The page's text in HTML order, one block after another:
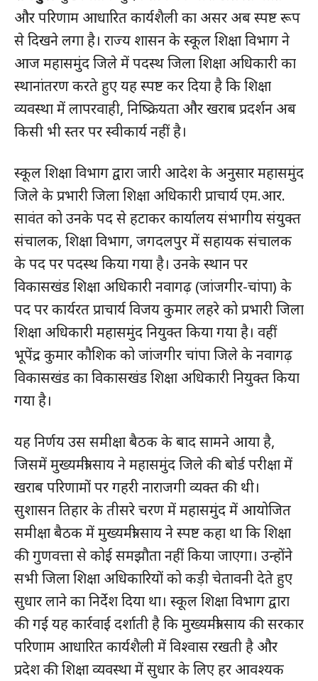
और परिणाम आधारित कार्यशैली का असर अब स्पष्ट रूप
से दिखने लगा है। राज्य शासन के स्कूल शिक्षा विभाग ने
आज महासमुंद जिले में पदस्थ जिला शिक्षा अधिकारी का
स्थानांतरण करते हुए यह स्पष्ट कर दिया है कि शिक्षा
व्यवस्था में लापरवाही, निष्क्रियता और खराब प्रदर्शन अब
किसी भी स्तर पर स्वीकार्य नहीं है।
स्कूल शिक्षा विभाग द्वारा जारी आदेश के अनुसार महासमुंद
जिले के प्रभारी जिला शिक्षा अधिकारी प्राचार्य एम.आर.
सावंत को उनके पद से हटाकर कार्यालय संभागीय संयुक्त
संचालक, शिक्षा विभाग, जगदलपुर में सहायक संचालक
के पद पर पदस्थ किया गया है। उनके स्थान पर
विकासखंड शिक्षा अधिकारी नवागढ़ (जांजगीर-चांपा) के
पद पर कार्यरत प्राचार्य विजय कुमार लहरे को प्रभारी जिला
शिक्षा अधिकारी महासमुंद नियुक्त किया गया है। वहीं
भूपेंद्र कुमार कौशिक को जांजगीर चांपा जिले के नवागढ़
विकासखंड का विकासखंड शिक्षा अधिकारी नियुक्त किया
गया है।
यह निर्णय उस समीक्षा बैठक के बाद सामने आया है,
जिसमें मुख्यमंत्री साय ने महासमुंद जिले की बोर्ड परीक्षा में
खराब परिणामों पर गहरी नाराजगी व्यक्त की थी।
सुशासन तिहार के तीसरे चरण में महासमुंद में आयोजित
समीक्षा बैठक में मुख्यमंत्री साय ने स्पष्ट कहा था कि शिक्षा
की गुणवत्ता से कोई समझौता नहीं किया जाएगा। उन्होंने
सभी जिला शिक्षा अधिकारियों को कड़ी चेतावनी देते हुए
सुधार लाने का निर्देश दिया था। स्कूल शिक्षा विभाग द्वारा
की गई यह कार्रवाई दर्शाती है कि मुख्यमंत्री साय की सरकार
परिणाम आधारित कार्यशैली में विश्वास रखती है और
प्रदेश की शिक्षा व्यवस्था में सुधार के लिए हर आवश्यक